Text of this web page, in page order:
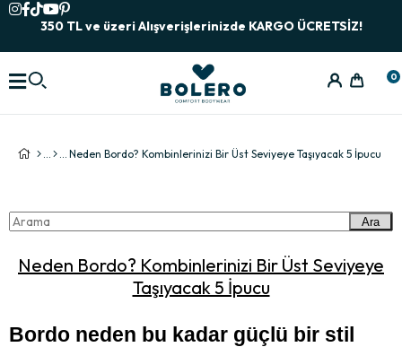
350 TL ve üzeri Alışverişlerinizde KARGO ÜCRETSİZ!
0
Neden Bordo? Kombinlerinizi Bir Üst Seviyeye Taşıyacak 5 İpucu
Ara
Neden Bordo? Kombinlerinizi Bir Üst Seviyeye
Taşıyacak 5 İpucu
Bordo neden bu kadar güçlü bir stil